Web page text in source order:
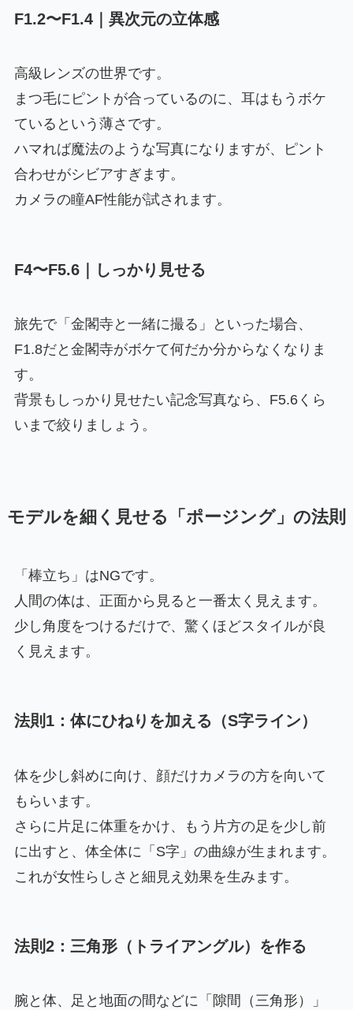
F1.2〜F1.4｜異次元の立体感
高級レンズの世界です。
まつ毛にピントが合っているのに、耳はもうボケ
ているという薄さです。
ハマれば魔法のような写真になりますが、ピント
合わせがシビアすぎます。
カメラの瞳AF性能が試されます。
F4〜F5.6｜しっかり見せる
旅先で「金閣寺と一緒に撮る」といった場合、
F1.8だと金閣寺がボケて何だか分からなくなりま
す。
背景もしっかり見せたい記念写真なら、F5.6くら
いまで絞りましょう。
モデルを細く見せる「ポージング」の法則
「棒立ち」はNGです。
人間の体は、正面から見ると一番太く見えます。
少し角度をつけるだけで、驚くほどスタイルが良
く見えます。
法則1：体にひねりを加える（S字ライン）
体を少し斜めに向け、顔だけカメラの方を向いて
もらいます。
さらに片足に体重をかけ、もう片方の足を少し前
に出すと、体全体に「S字」の曲線が生まれます。
これが女性らしさと細見え効果を生みます。
法則2：三角形（トライアングル）を作る
腕と体、足と地面の間などに「隙間（三角形）」